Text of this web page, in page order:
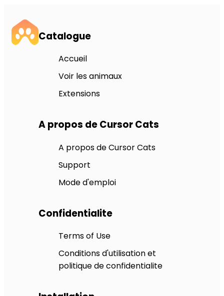
Catalogue
Accueil
Voir les animaux
Extensions
A propos de Cursor Cats
A propos de Cursor Cats
Support
Mode d'emploi
Confidentialite
Terms of Use
Conditions d'utilisation et
politique de confidentialite